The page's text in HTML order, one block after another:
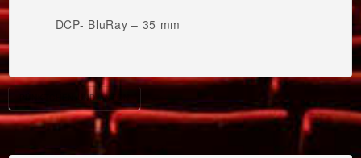
DCP- BluRay – 35 mm
PÜNKTCHEN UND ANTON